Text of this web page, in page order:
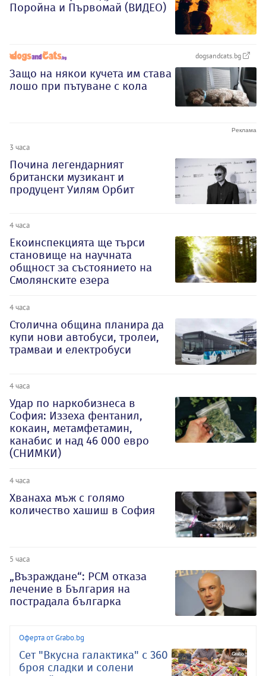
Поройна и Първомай (ВИДЕО)
dogsandcats.bg
Защо на някои кучета им става
лошо при пътуване с кола
3 часа
Почина легендарният
британски музикант и
продуцент Уилям Орбит
4 часа
Екоинспекцията ще търси
становище на научната
общност за състоянието на
Смолянските езера
4 часа
Столична община планира да
купи нови автобуси, тролеи,
трамваи и електробуси
4 часа
Удар по наркобизнеса в
София: Иззеха фентанил,
кокаин, метамфетамин,
канабис и над 46 000 евро
(СНИМКИ)
4 часа
Хванаха мъж с голямо
количество хашиш в София
5 часа
„Възраждане“: РСМ отказа
лечение в България на
пострадала българка
Оферта от Grabo.bg
Сет "Вкусна галактика" с 360
броя сладки и солени